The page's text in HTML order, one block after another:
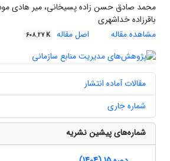
محمد صادق حسن زاده پسیخانی، میر هادی
باقرزاده خداشهری
مشاهده مقاله
اصل مقاله 608.27 K
مقالات آماده انتشار
شماره جاری
شماره‌های پیشین نشریه